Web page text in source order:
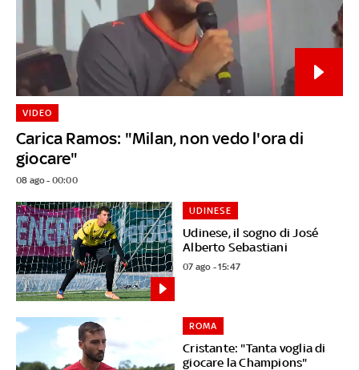
Carica Ramos: "Milan, non vedo l'ora di
giocare"
VIDEO
08 ago - 00:00
Udinese, il sogno di José
Alberto Sebastiani
UDINESE
07 ago - 15:47
Cristante: "Tanta voglia di
giocare la Champions"
ROMA